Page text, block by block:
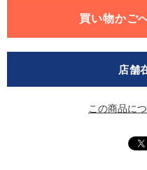
店舗
この商品に